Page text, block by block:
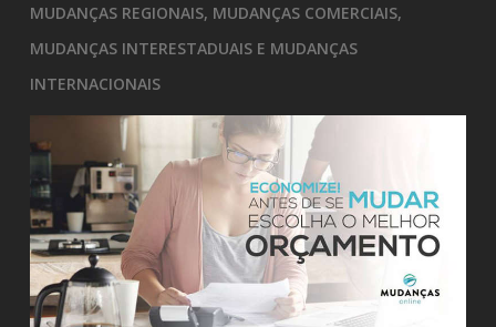
MUDANÇAS REGIONAIS, MUDANÇAS COMERCIAIS,
MUDANÇAS INTERESTADUAIS E MUDANÇAS
INTERNACIONAIS